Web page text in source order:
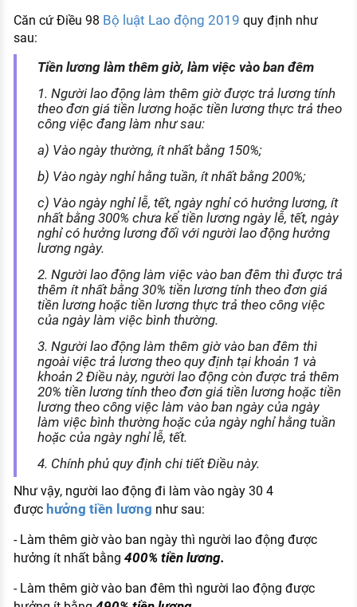
Căn cứ Điều 98 Bộ luật Lao động 2019 quy định như
sau:
Tiền lương làm thêm giờ, làm việc vào ban đêm
1. Người lao động làm thêm giờ được trả lương tính
theo đơn giá tiền lương hoặc tiền lương thực trả theo
công việc đang làm như sau:
a) Vào ngày thường, ít nhất bằng 150%;
b) Vào ngày nghỉ hằng tuần, ít nhất bằng 200%;
c) Vào ngày nghỉ lễ, tết, ngày nghỉ có hưởng lương, ít
nhất bằng 300% chưa kể tiền lương ngày lễ, tết, ngày
nghỉ có hưởng lương đối với người lao động hưởng
lương ngày.
2. Người lao động làm việc vào ban đêm thì được trả
thêm ít nhất bằng 30% tiền lương tính theo đơn giá
tiền lương hoặc tiền lương thực trả theo công việc
của ngày làm việc bình thường.
3. Người lao động làm thêm giờ vào ban đêm thì
ngoài việc trả lương theo quy định tại khoản 1 và
khoản 2 Điều này, người lao động còn được trả thêm
20% tiền lương tính theo đơn giá tiền lương hoặc tiền
lương theo công việc làm vào ban ngày của ngày
làm việc bình thường hoặc của ngày nghỉ hằng tuần
hoặc của ngày nghỉ lễ, tết.
4. Chính phủ quy định chi tiết Điều này.
Như vậy, người lao động đi làm vào ngày 30 4
được hưởng tiền lương như sau:
- Làm thêm giờ vào ban ngày thì người lao động được
hưởng ít nhất bằng 400% tiền lương.
- Làm thêm giờ vào ban đêm thì người lao động được